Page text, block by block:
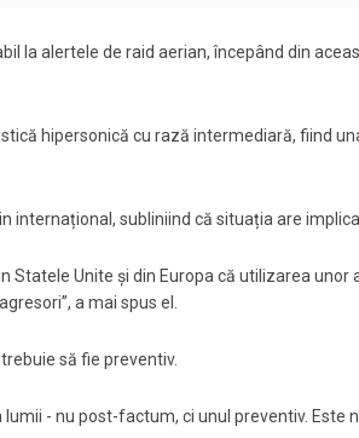
la alertele de raid aerian, începând din
hipersonică cu rază intermediară, fiind
internațional, subliniind că situația are
Statele Unite și din Europa că utilizarea
a mai spus el.
să fie preventiv.
- nu post-factum, ci unul preventiv.